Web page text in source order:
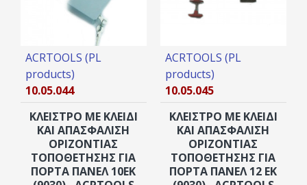
ACRTOOLS (PL
products)
10.05.044
ΚΛΕΙΣΤΡΟ ΜΕ ΚΛΕΙΔΙ
ΚΑΙ ΑΠΑΣΦΑΛΙΣΗ
ΟΡΙΖΟΝΤΙΑΣ
ΤΟΠΟΘΕΤΗΣΗΣ ΓΙΑ
ΠΟΡΤΑ ΠΑΝΕΛ 10ΕΚ
ACRTOOLS (PL
products)
10.05.045
ΚΛΕΙΣΤΡΟ ΜΕ ΚΛΕΙΔΙ
ΚΑΙ ΑΠΑΣΦΑΛΙΣΗ
ΟΡΙΖΟΝΤΙΑΣ
ΤΟΠΟΘΕΤΗΣΗΣ ΓΙΑ
ΠΟΡΤΑ ΠΑΝΕΛ 12 ΕΚ